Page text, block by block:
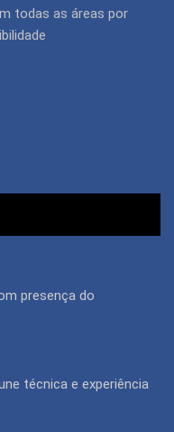
todas as áreas por
presença do
técnica e experiência